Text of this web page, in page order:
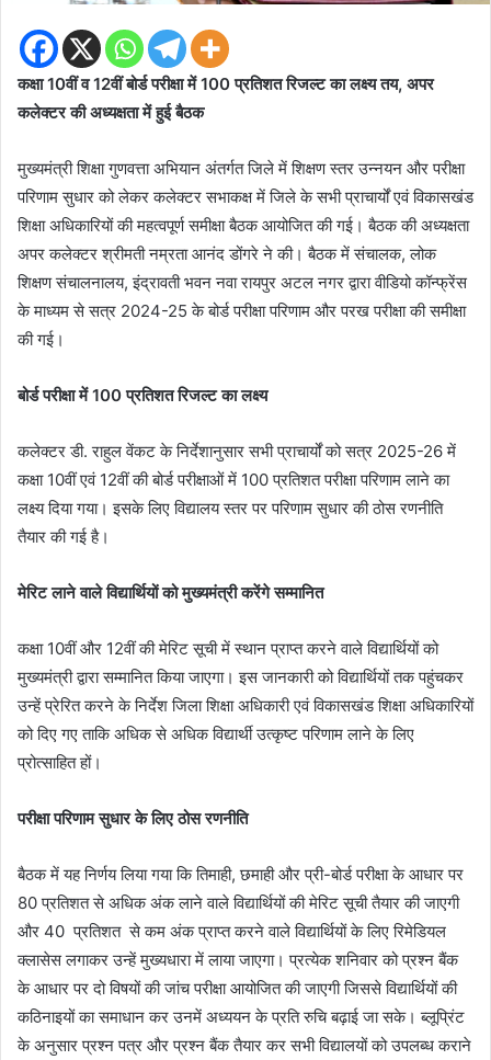
कक्षा 10वीं व 12वीं बोर्ड परीक्षा में 100 प्रतिशत रिजल्ट का लक्ष्य तय, अपर
कलेक्टर की अध्यक्षता में हुई बैठक
मुख्यमंत्री शिक्षा गुणवत्ता अभियान अंतर्गत जिले में शिक्षण स्तर उन्नयन और परीक्षा
परिणाम सुधार को लेकर कलेक्टर सभाकक्ष में जिले के सभी प्राचार्यों एवं विकासखंड
शिक्षा अधिकारियों की महत्वपूर्ण समीक्षा बैठक आयोजित की गई। बैठक की अध्यक्षता
अपर कलेक्टर श्रीमती नम्रता आनंद डोंगरे ने की। बैठक में संचालक, लोक
शिक्षण संचालनालय, इंद्रावती भवन नवा रायपुर अटल नगर द्वारा वीडियो कॉन्फ्रेंस
के माध्यम से सत्र 2024-25 के बोर्ड परीक्षा परिणाम और परख परीक्षा की समीक्षा
की गई।
बोर्ड परीक्षा में 100 प्रतिशत रिजल्ट का लक्ष्य
कलेक्टर डी. राहुल वेंकट के निर्देशानुसार सभी प्राचार्यों को सत्र 2025-26 में
कक्षा 10वीं एवं 12वीं की बोर्ड परीक्षाओं में 100 प्रतिशत परीक्षा परिणाम लाने का
लक्ष्य दिया गया। इसके लिए विद्यालय स्तर पर परिणाम सुधार की ठोस रणनीति
तैयार की गई है।
मेरिट लाने वाले विद्यार्थियों को मुख्यमंत्री करेंगे सम्मानित
कक्षा 10वीं और 12वीं की मेरिट सूची में स्थान प्राप्त करने वाले विद्यार्थियों को
मुख्यमंत्री द्वारा सम्मानित किया जाएगा। इस जानकारी को विद्यार्थियों तक पहुंचकर
उन्हें प्रेरित करने के निर्देश जिला शिक्षा अधिकारी एवं विकासखंड शिक्षा अधिकारियों
को दिए गए ताकि अधिक से अधिक विद्यार्थी उत्कृष्ट परिणाम लाने के लिए
प्रोत्साहित हों।
परीक्षा परिणाम सुधार के लिए ठोस रणनीति
बैठक में यह निर्णय लिया गया कि तिमाही, छमाही और प्री-बोर्ड परीक्षा के आधार पर
80 प्रतिशत से अधिक अंक लाने वाले विद्यार्थियों की मेरिट सूची तैयार की जाएगी
और 40 प्रतिशत से कम अंक प्राप्त करने वाले विद्यार्थियों के लिए रिमेडियल
क्लासेस लगाकर उन्हें मुख्यधारा में लाया जाएगा। प्रत्येक शनिवार को प्रश्न बैंक
के आधार पर दो विषयों की जांच परीक्षा आयोजित की जाएगी जिससे विद्यार्थियों की
कठिनाइयों का समाधान कर उनमें अध्ययन के प्रति रुचि बढ़ाई जा सके। ब्लूप्रिंट
के अनुसार प्रश्न पत्र और प्रश्न बैंक तैयार कर सभी विद्यालयों को उपलब्ध कराने